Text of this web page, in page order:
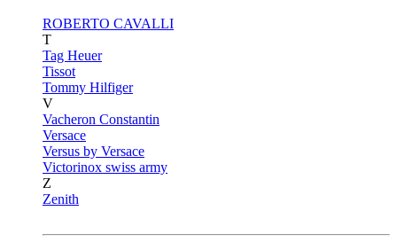
ROBERTO CAVALLI
T
Tag Heuer
Tissot
Tommy Hilfiger
V
Vacheron Constantin
Versace
Versus by Versace
Victorinox swiss army
Z
Zenith